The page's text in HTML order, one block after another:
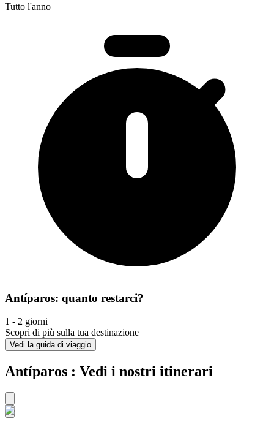
Tutto l'anno
Antíparos: quanto restarci?
1 - 2 giorni
Scopri di più sulla tua destinazione
Vedi la guida di viaggio
Antíparos : Vedi i nostri itinerari